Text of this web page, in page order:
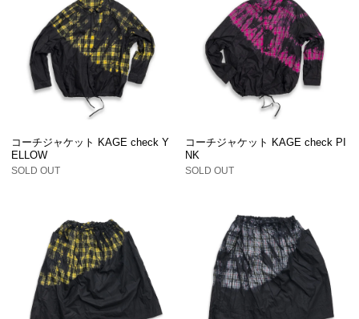
コーチジャケット KAGE check Y
ELLOW
SOLD OUT
コーチジャケット KAGE check PI
NK
SOLD OUT